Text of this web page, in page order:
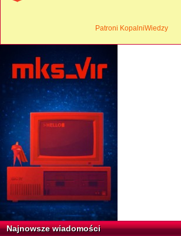
Patroni KopalniWiedzy
Najnowsze wiadomości